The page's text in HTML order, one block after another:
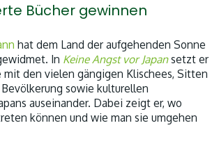
Bücher gewinnen
hat dem Land der aufgehenden Sonne
In Keine Angst vor Japansetzt er
mit den vielen gängigen Klischees, Sitten
sowie kulturellen
auseinander. Dabei zeigt er, wo
können und wie man sie umgehen